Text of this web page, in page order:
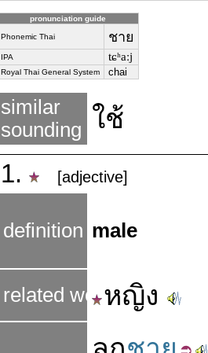
pronunciation guide
Phonemic Thai ชาย
IPA tɕʰaːj
Royal Thai General System chai
similar
sounding ใช้
1. [adjective]
definition male
related wordหญิง